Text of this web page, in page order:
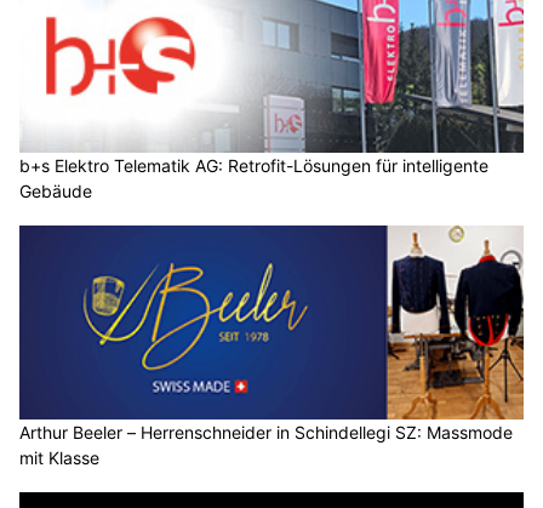
b+s Elektro Telematik AG: Retrofit-Lösungen für intelligente
Gebäude
Arthur Beeler – Herrenschneider in Schindellegi SZ: Massmode
mit Klasse